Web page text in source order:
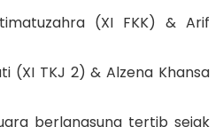
(XI FKK) & Arif
(XI TKJ 2) & Alzena Khansa
berlangsung tertib sejak